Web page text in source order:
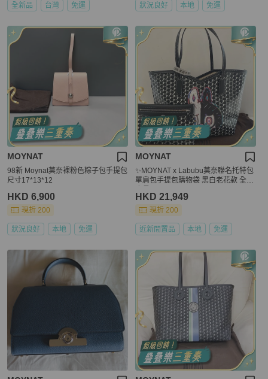
全新品 台灣 免運 狀況良好 本地 免運
MOYNAT
98新 Moynat莫奈裸粉色粽子包手提包
尺寸17*13*12
HKD 6,900
現折 200
狀況良好 本地 免運
MOYNAT
✨MOYNAT x Labubu莫奈聯名托特包
單肩包手提包購物袋 黑白老花款 全新
HKD 21,949
現折 200
近新閒置品 本地 免運